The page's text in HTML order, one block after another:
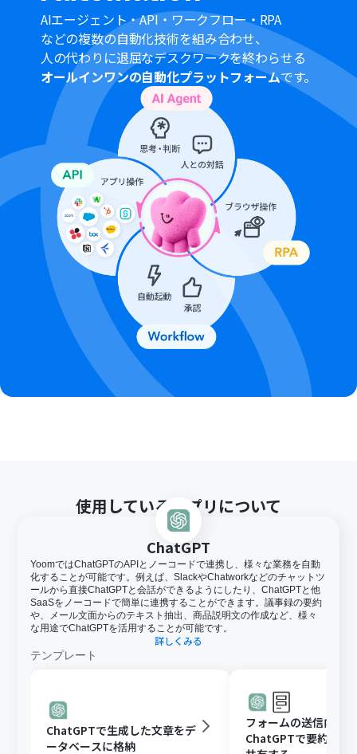
でない場合エラーが発生しますのでご注意ください。
AIエージェント・API・ワークフロー・RPA
などの複数の自動化技術を組み合わせ、
人の代わりに退屈なデスクワークを終わらせる
オールインワンの自動化プラットフォームです。
使用しているアプリについて
ChatGPT
YoomではChatGPTのAPIとノーコードで連携し、様々な業務を自動
化することが可能です。例えば、SlackやChatworkなどのチャットツ
ールから直接ChatGPTと会話ができるようにしたり、ChatGPTと他
SaaSをノーコードで簡単に連携することができます。議事録の要約
や、メール文面からのテキスト抽出、商品説明文の作成など、様々
な用途でChatGPTを活用することが可能です。
詳しくみる
テンプレート
ChatGPTで生成した文章をデ
ータベースに格納
フォームの送信内容を
ChatGPTで要約し、